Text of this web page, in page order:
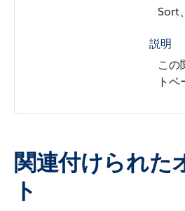
Sort
説明
この
ト
関連付けられた
ト